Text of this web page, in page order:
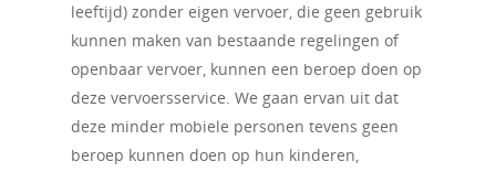
leeftijd) zonder eigen vervoer, die geen gebruik
kunnen maken van bestaande regelingen of
openbaar vervoer, kunnen een beroep doen op
deze vervoersservice. We gaan ervan uit dat
deze minder mobiele personen tevens geen
beroep kunnen doen op hun kinderen,